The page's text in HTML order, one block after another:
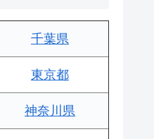
千葉県
東京都
神奈川県